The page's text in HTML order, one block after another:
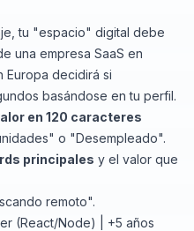
tu "espacio" digital debe
una empresa SaaS en
Europa decidirá si
basándose en tu perfil.
en 120 caracteres
o "Desempleado".
principales y el valor que
remoto".
(React/Node) | +5 años